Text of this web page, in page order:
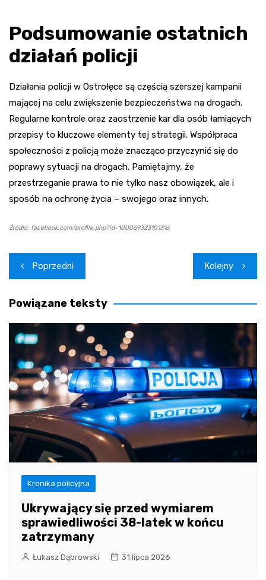
Podsumowanie ostatnich
działań policji
Działania policji w Ostrołęce są częścią szerszej kampanii
mającej na celu zwiększenie bezpieczeństwa na drogach.
Regularne kontrole oraz zaostrzenie kar dla osób łamiących
przepisy to kluczowe elementy tej strategii. Współpraca
społeczności z policją może znacząco przyczynić się do
poprawy sytuacji na drogach. Pamiętajmy, że
przestrzeganie prawa to nie tylko nasz obowiązek, ale i
sposób na ochronę życia – swojego oraz innych.
Źródło: facebook.com/profile.php?id=100069323101316
Nawigacja
wpisu
Poprzedni Kolejny
Powiązane teksty
Kronika policyjna
Ukrywający się przed wymiarem
sprawiedliwości 38-latek w końcu
zatrzymany
Łukasz Dąbrowski 31 lipca 2026